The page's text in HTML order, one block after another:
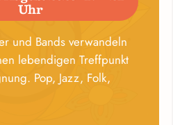
Uhr
und Bands verwandeln
lebendigen Treffpunkt
Pop, Jazz, Folk,